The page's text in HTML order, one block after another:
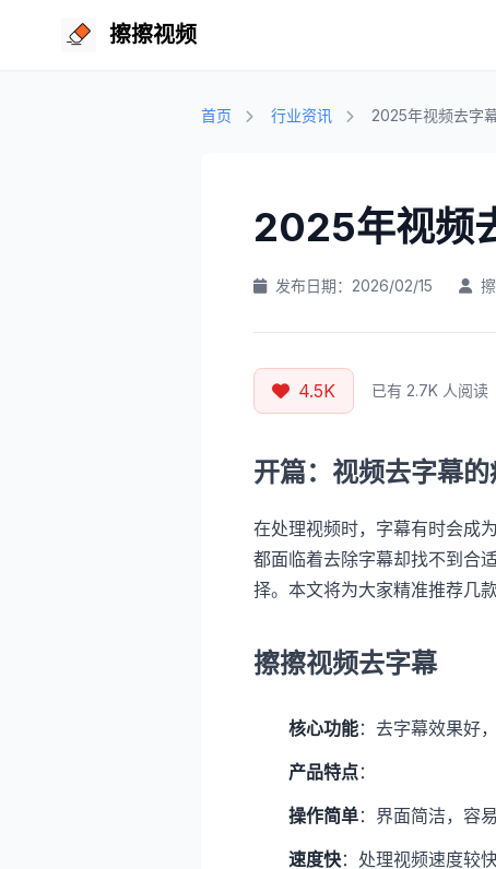
擦擦视频
首页 行业资讯 2025年视频去字
2025年视频
发布日期：2026/02/15
4.5K 已有 2.7K 人阅读
开篇：视频去字幕
在处理视频时，字幕有时会成
都面临着去除字幕却找不到合
择。本文将为大家精准推荐几
擦擦视频去字幕
核心功能：去字幕效果好
产品特点：
操作简单：界面简洁，容
速度快：处理视频速度较